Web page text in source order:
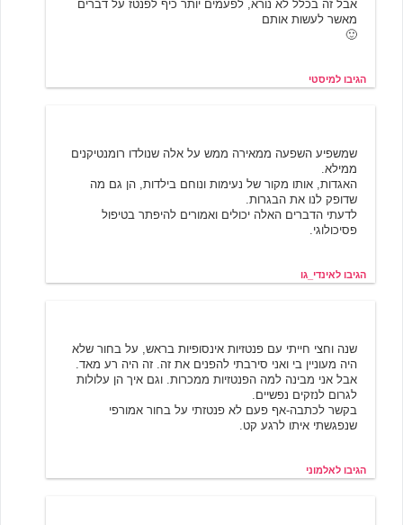
אבל זה בכלל לא נורא, לפעמים יותר כיף לפנטז על דברים
מאשר לעשות אותם
🙂
הגיבו למיסטי
שמשפיע השפעה ממאירה ממש על אלה שנולדו רומנטיקנים
ממילא.
האגדות, אותו מקור של נעימות ונוחם בילדות, הן גם מה
שדופק לנו את הבגרות.
לדעתי הדברים האלה יכולים ואמורים להיפתר בטיפול
פסיכולוגי.
הגיבו לאינדי_גו
שנה וחצי חייתי עם פנטזיות אינסופיות בראש, על בחור שלא
היה מעוניין בי ואני סירבתי להפנים את זה. זה היה רע מאד.
אבל אני מבינה למה הפנטזיות ממכרות. וגם איך הן עלולות
לגרום לנזקים נפשיים.
בקשר לכתבה-אף פעם לא פנטזתי על בחור אמורפי
שנפגשתי איתו לרגע קט.
הגיבו לאלמוני